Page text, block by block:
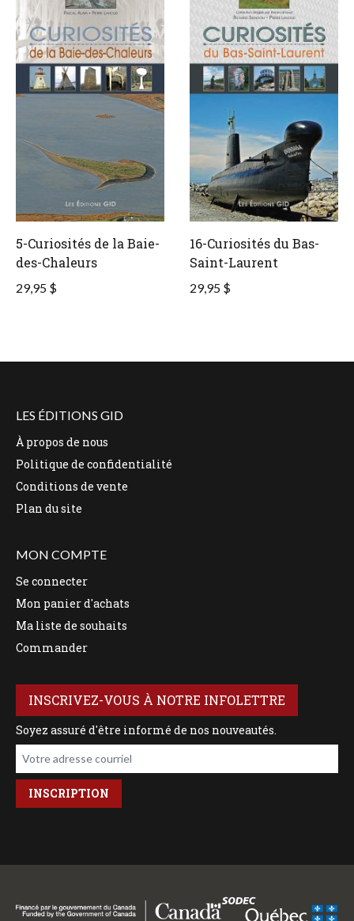
5-Curiosités de la Baie-
des-Chaleurs
29,95 $
16-Curiosités du Bas-
Saint-Laurent
29,95 $
LES ÉDITIONS GID
À propos de nous
Politique de confidentialité
Conditions de vente
Plan du site
MON COMPTE
Se connecter
Mon panier d'achats
Ma liste de souhaits
Commander
INSCRIVEZ-VOUS À NOTRE INFOLETTRE
Soyez assuré d'être informé de nos nouveautés.
Votre adresse courriel